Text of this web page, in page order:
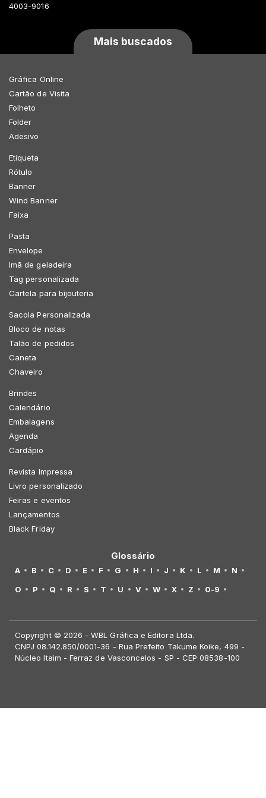
4003-9016
Mais buscados
Gráfica Online
Cartão de Visita
Folheto
Folder
Adesivo
Etiqueta
Rótulo
Banner
Wind Banner
Faixa
Pasta
Envelope
Imã de geladeira
Tag personalizada
Cartela para bijouteria
Sacola Personalizada
Bloco de notas
Talão de pedidos
Caneta
Chaveiro
Brindes
Calendário
Embalagens
Agenda
Cardápio
Revista Impressa
Livro personalizado
Feiras e eventos
Lançamentos
Black Friday
Glossário
A B C D E F G H I J K L M
N
O
P Q R S T U V W X Z 0-9
Copyright © 2026 - WBL Gráfica e Editora Ltda.
CNPJ 08.142.850/0001-36 - Rua Prefeito Takume Koike, 499 -
Núcleo Itaim - Ferraz de Vasconcelos - SP - CEP 08538-100